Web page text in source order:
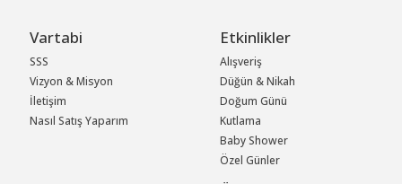
Vartabi
SSS
Vizyon & Misyon
İletişim
Nasıl Satış Yaparım
Etkinlikler
Alışveriş
Düğün & Nikah
Doğum Günü
Kutlama
Baby Shower
Özel Günler